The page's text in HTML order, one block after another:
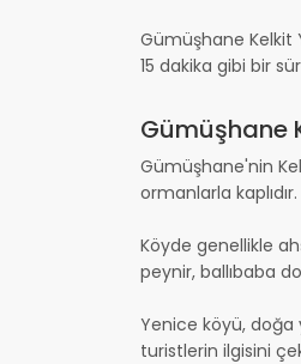
Gümüşhane Kelkit
15 dakika gibi bir
Gümüşhane
Gümüşhane'nin
ormanlarla kaplıdır.
Köyde genellikle
peynir, ballıbaba
Yenice köyü, doğa
turistlerin ilgisini